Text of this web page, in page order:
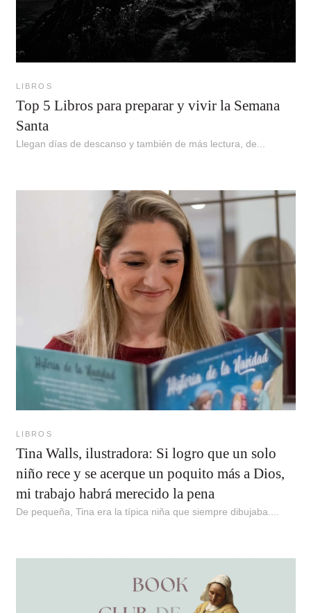
LIBROS
Top 5 Libros para preparar y vivir la Semana
Santa
Llegan días de descanso y también de más lectura, de...
LIBROS
Tina Walls, ilustradora: Si logro que un solo
niño rece y se acerque un poquito más a Dios,
mi trabajo habrá merecido la pena
De pequeña, Tina era la típica niña que siempre dibujaba....